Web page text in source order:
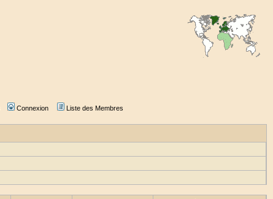
Connexion Liste des Membres